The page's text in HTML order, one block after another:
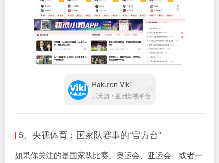
Rakuten Viki
乐天旗下亚洲影视平台
5、央视体育：国家队赛事的“官方台”
如果你关注的是国家队比赛、奥运会、亚运会，或者一